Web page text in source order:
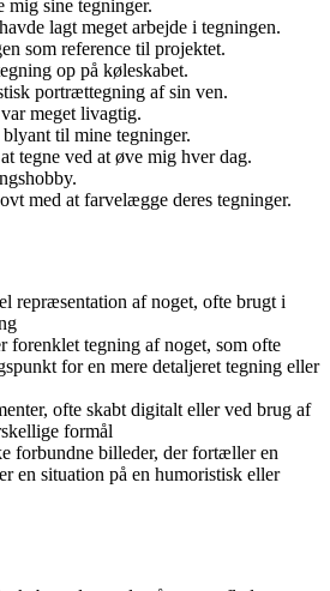
mig sine tegninger.
lagt meget arbejde i tegningen.
som reference til projektet.
op på køleskabet.
portrættegning af sin ven.
meget livagtig.
til mine tegninger.
tegne ved at øve mig hver dag.
med at farvelægge deres tegninger.
repræsentation af noget, ofte brugt i
forenklet tegning af noget, som ofte
for en mere detaljeret tegning eller
ofte skabt digitalt eller ved brug af
formål
forbundne billeder, der fortæller en
en situation på en humoristisk eller